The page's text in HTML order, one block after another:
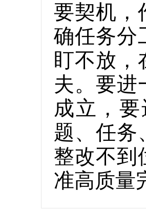
要契机，
确任务分
盯不放
夫。要进
成立，
题、任务
整改不到
准高质量